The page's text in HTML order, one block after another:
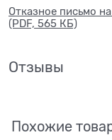
Отказное письмо
(PDF, 565 КБ)
Отзывы
Похожие